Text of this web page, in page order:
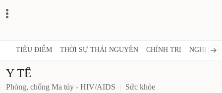
TIÊU ĐIỂM THỜI SỰ THÁI NGUYÊN CHÍNH TRỊ NGHỊ
Y TẾ
Phòng, chống Ma túy - HIV/AIDS Sức khỏe